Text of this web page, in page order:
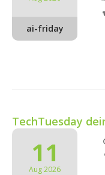
ai-friday
TechTuesday
11
Aug 2026